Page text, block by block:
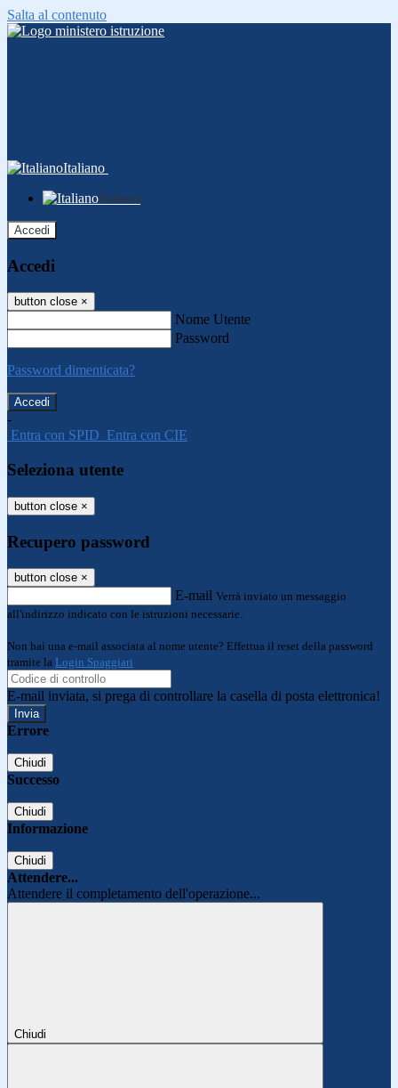
Salta al contenuto
Italiano
Italiano
Accedi
Accedi
button close ×
Nome Utente
Password
Password dimenticata?
-
Entra con SPID Entra con CIE
Seleziona utente
button close ×
Recupero password
button close ×
E-mail Verrà inviato un messaggio
all'indirizzo indicato con le istruzioni necessarie.
Non hai una e-mail associata al nome utente? Effettua il reset della password
tramite la Login Spaggiari
E-mail inviata, si prega di controllare la casella di posta elettronica!
Errore
Chiudi
Successo
Chiudi
Informazione
Chiudi
Attendere...
Attendere il completamento dell'operazione...
Chiudi